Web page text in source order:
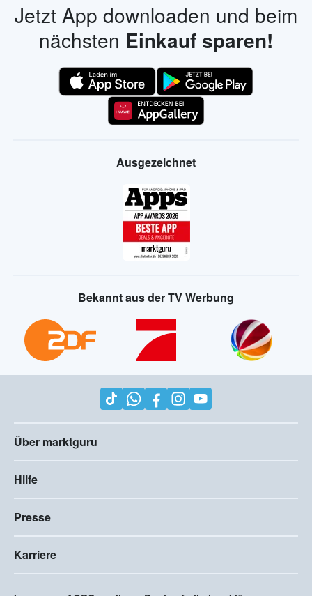
Jetzt App downloaden und beim
nächsten Einkauf sparen!
Ausgezeichnet
Bekannt aus der TV Werbung
Über marktguru
Hilfe
Presse
Karriere